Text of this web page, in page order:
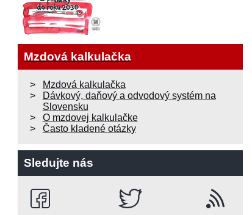
Mzdová kalkulačka
Mzdová kalkulačka
Dávkový, daňový a odvodový systém na
Slovensku
O mzdovej kalkulačke
Často kladené otázky
Sledujte nás